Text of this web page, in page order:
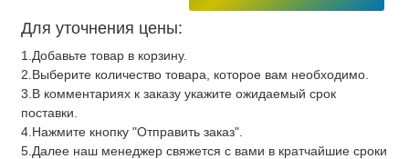
Для уточнения цены:
1.Добавьте товар в корзину.
2.Выберите количество товара, которое вам необходимо.
3.В комментариях к заказу укажите ожидаемый срок
поставки.
4.Нажмите кнопку "Отправить заказ".
5.Далее наш менеджер свяжется с вами в кратчайшие сроки